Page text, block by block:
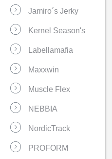
Jamiro´s Jerky
Kernel Season's
Labellamafia
Maxxwin
Muscle Flex
NEBBIA
NordicTrack
PROFORM